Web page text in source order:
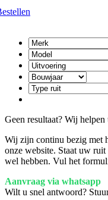
Geen resultaat? Wij helpen
Wij zijn continu bezig met
onze website. Staat uw
wel hebben. Vul het
Aanvraag via whatsapp
Wilt u snel antwoord?